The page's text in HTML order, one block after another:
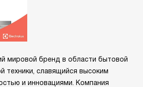
мировой бренд в области бытовой
техники, славящийся высоким
и инновациями. Компания